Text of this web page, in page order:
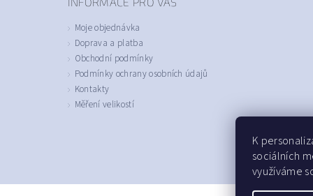
Moje objednávka
Doprava a platba
Obchodní podmínky
Podmínky ochrany osobních údajů
Kontakty
Měření velikostí
K
sociálních
využíváme